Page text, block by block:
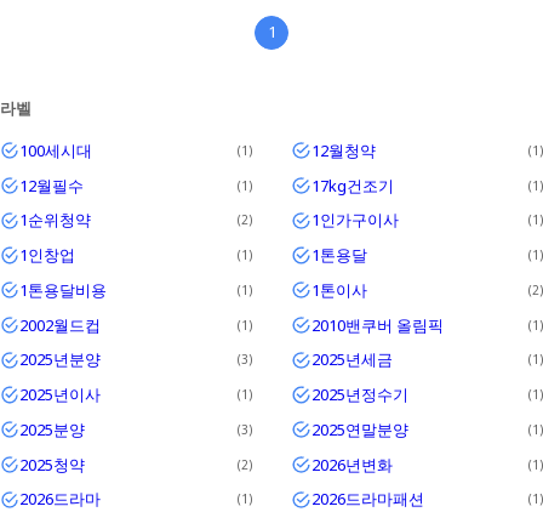
Iglo
1
라벨
100세시대
1 12월청약 1
12월필수 1 17kg건조기 1
1순위청약 2 1인가구이사 1
1인창업 1 1톤용달 1
1톤용달비용 1 1톤이사 2
2002월드컵 1 2010밴쿠버 올림픽 1
2025년분양 3 2025년세금 1
2025년이사 1 2025년정수기 1
2025분양 3 2025연말분양 1
2025청약 2 2026년변화 1
2026드라마 1 2026드라마패션 1